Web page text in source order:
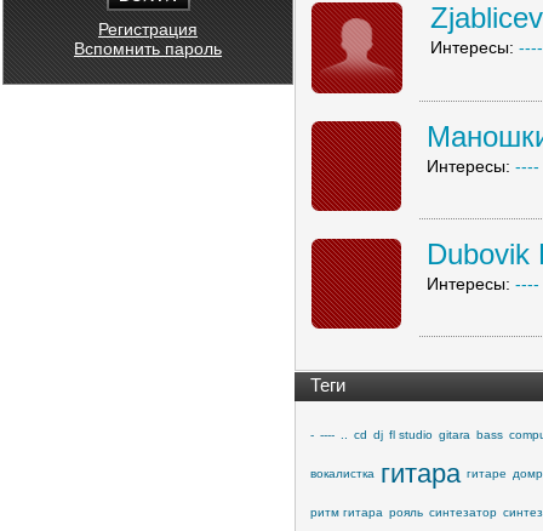
Регистрация
Вспомнить пароль
Интересы: ----
Интересы: ----
Dubovik
Интересы: ----
Теги
- ---- cd dj fl studio gitara bass
вокалистка гитара гитаре
ритм гитара рояль синтезатор